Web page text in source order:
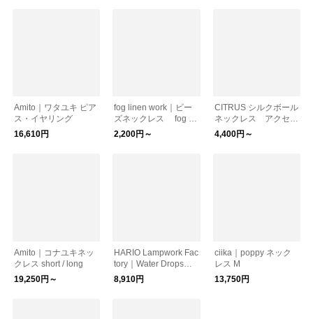
Amito｜ワタユキ ピア
ス・イヤリング
16,610円
fog linen work｜ビー
ズネックレス fog lin
en work フォグリネ
ンワーク
2,200円～
CITRUS シルクボール
ネックレス アクセサ
リー ギフト
4,400円～
Amito｜コナユキネッ
クレス short / long
19,250円～
HARIO Lampwork Fac
tory｜Water Drops
グロス ネックレス
8,910円
ciika｜poppy ネック
レス M
13,750円